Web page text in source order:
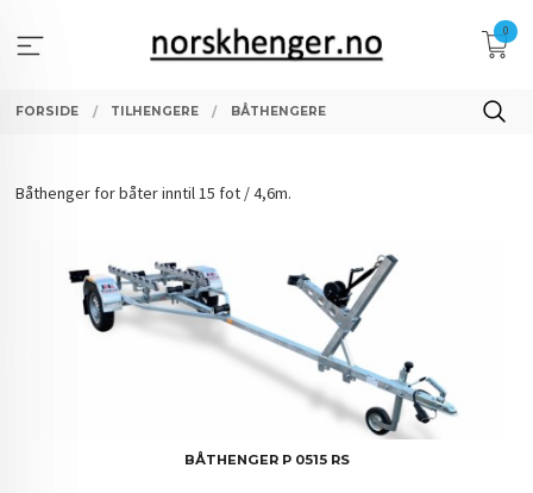
innholdet
0
FORSIDE TILHENGERE BÅTHENGERE
Båthenger for båter inntil 15 fot / 4,6m.
BÅTHENGER P 0515 RS